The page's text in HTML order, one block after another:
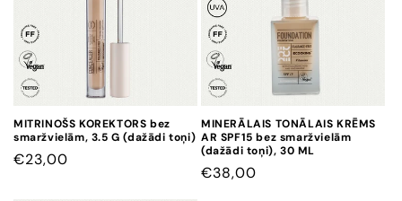
MITRINOŠS KOREKTORS bez
smaržvielām, 3.5 G (dažādi toņi)
CENA
€23,00
MINERĀLAIS TONĀLAIS KRĒMS
AR SPF15 bez smaržvielām
(dažādi toņi), 30 ML
CENA
€38,00